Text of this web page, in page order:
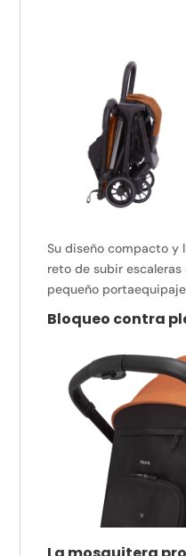
Su diseño compacto y
reto de subir
pequeño
Bloqueo contra